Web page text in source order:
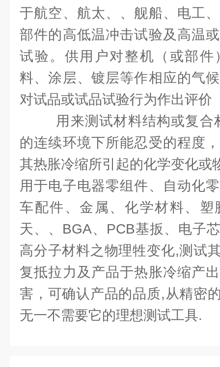
于航空、航太、、舰船、电工
部件的高低温冲击试验及高温
试验。供用户对整机（或部件
料、涂层、镀层等作相应的气
对试品或试品试验行为作出评价
用来测试材料结构或复合
的连续环境下所能忍受的程度
其热胀冷缩所引起的化学变化或
用于电子电器零组件、自动化
车配件、金属、化学材料、塑
天、、BGA、PCB基扳、电子
高分子材料之物理牲变化,测试
复抵拉力及产品于热胀冷缩产
害，可确认产品的品质,从精密
无一不需要它的理想测试工具.